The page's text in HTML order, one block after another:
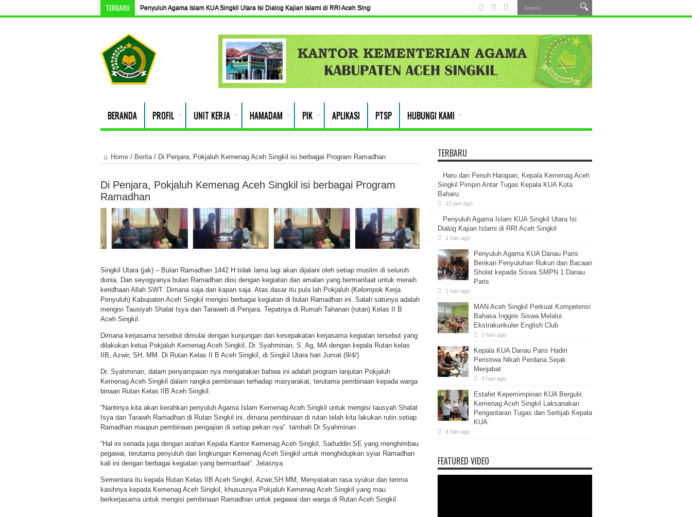
TERBARU Penyuluh Agama Islam KUA Singkil Utara Isi Dialog Kajian Islami di RRI Aceh Singkil
BERANDA PROFIL UNIT KERJA HAMADAM PIK APLIKASI PTSP HUBUNGI KAMI
Home/ Berita/ Di Penjara, Pokjaluh Kemenag Aceh Singkil isi berbagai Program Ramadhan
Di Penjara, Pokjaluh Kemenag Aceh Singkil isi berbagai Program
Ramadhan
Singkil Utara (jak) – Bulan Ramadhan 1442 H tidak lama lagi akan dijalani oleh setiap muslim di seluruh
dunia. Dan seyogyanya bulan Ramadhan diisi dengan kegiatan dan amalan yang bermanfaat untuk meraih
keridhaan Allah SWT. Dimana saja dan kapan saja. Atas dasar itu pula lah Pokjaluh (Kelompok Kerja
Penyuluh) Kabupaten Aceh Singkil mengisi berbagai kegiatan di bulan Ramadhan ini. Salah satunya adalah
mengisi Tausiyah Shalat Isya dan Taraweh di Penjara. Tepatnya di Rumah Tahanan (rutan) Kelas II B
Aceh Singkil.
Dimana kerjasama tersebut dimulai dengan kunjungan dan kesepakatan kerjasama kegiatan tersebut yang
dilakukan ketua Pokjaluh Kemenag Aceh Singkil, Dr. Syahminan, S. Ag, MA dengan kepala Rutan kelas
IIB, Azwir, SH, MM. Di Rutan Kelas II B Aceh Singkil, di Singkil Utara hari Jumat (9/4/)
Dr. Syahminan, dalam penyampaian nya mengatakan bahwa ini adalah program lanjutan Pokjaluh
Kemenag Aceh Singkil dalam rangka pembinaan terhadap masyarakat, terutama pembinaan kepada warga
binaan Rutan Kelas IIB Aceh Singkil.
“Nantinya kita akan kerahkan penyuluh Agama Islam Kemenag Aceh Singkil untuk mengisi tausyah Shalat
Isya dan Tarawih Ramadhan di Rutan Singkil ini, dimana pembinaan di rutan telah kita lakukan rutin setiap
Ramadhan maupun pembinaan pengajian di setiap pekan nya”. tambah Dr Syahminan
“Hal ini senada juga dengan arahan Kepala Kantor Kemenag Aceh Singkil, Saifuddin SE yang menghimbau
pegawai, terutama penyuluh dari lingkungan Kemenag Aceh Singkil untuk menghidupkan syiar Ramadhan
kali ini dengan berbagai kegiatan yang bermanfaat”. Jelasnya
Sementara itu kepala Rutan Kelas IIB Aceh Singkil, Azwir,SH MM, Menyatakan rasa syukur dan terima
kasihnya kepada Kemenag Aceh Singkil, khususnya Pokjaluh Kemenag Aceh Singkil yang mau
berkerjasama untuk mengisi pembinaan Ramadhan untuk pegawai dan warga di Rutan Aceh Singkil.
TERBARU
Haru dan Penuh Harapan, Kepala Kemenag Aceh
Singkil Pimpin Antar Tugas Kepala KUA Kota
Baharu
23 jam ago
Penyuluh Agama Islam KUA Singkil Utara Isi
Dialog Kajian Islami di RRI Aceh Singkil
1 hari ago
Penyuluh Agama KUA Danau Paris
Berikan Penyuluhan Rukun dan Bacaan
Sholat kepada Siswa SMPN 1 Danau
Paris
1 hari ago
MAN Aceh Singkil Perkuat Kompetensi
Bahasa Inggris Siswa Melalui
Ekstrakurikuler English Club
2 hari ago
Kepala KUA Danau Paris Hadiri
Peristiwa Nikah Perdana Sejak
Menjabat
4 hari ago
Estafet Kepemimpinan KUA Bergulir,
Kemenag Aceh Singkil Laksanakan
Pengantaran Tugas dan Sertijab Kepala
KUA
4 hari ago
FEATURED VIDEO